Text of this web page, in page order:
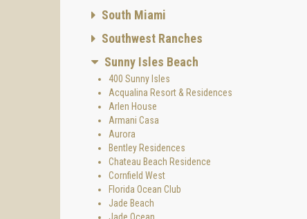
South Miami
Southwest Ranches
Sunny Isles Beach
400 Sunny Isles
Acqualina Resort & Residences
Arlen House
Armani Casa
Aurora
Bentley Residences
Chateau Beach Residence
Cornfield West
Florida Ocean Club
Jade Beach